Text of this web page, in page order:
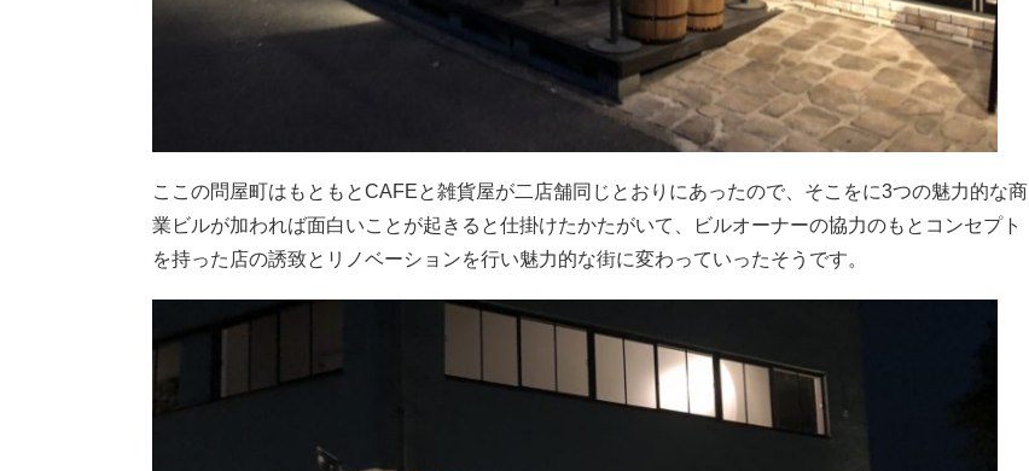
ここの問屋町はもともとCAFEと雑貨屋が二店舗同じとおりにあったので、そこをに3つの魅力的な商
業ビルが加われば面白いことが起きると仕掛けたかたがいて、ビルオーナーの協力のもとコンセプト
を持った店の誘致とリノベーションを行い魅力的な街に変わっていったそうです。